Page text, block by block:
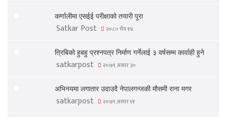
कर्णालीमा एसईई परीक्षाको तयारी पूरा
Satkar Post २०८० चैत्र १४
त्रिबिको हुबहु प्रश्नपत्र निर्माण गर्नेलाई ३ वर्षसम्म कार्वाही हुने
satkarpost २०७९ असार ३०
अभिनयमा लगातार उदाउदै नेपालगन्जकी मौसमी राना मगर
satkarpost २०७९ असार ११